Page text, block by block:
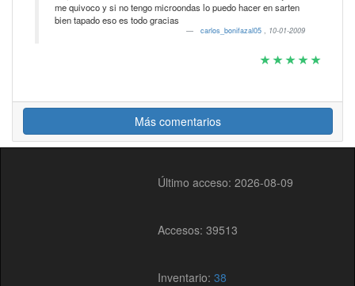
me quivoco y si no tengo microondas lo puedo hacer en sarten
bien tapado eso es todo gracias
carlos_bonifazal05 , 10-01-2009
Más comentarios
Último acceso: 2026-08-09
Accesos: 39513
Inventario:38